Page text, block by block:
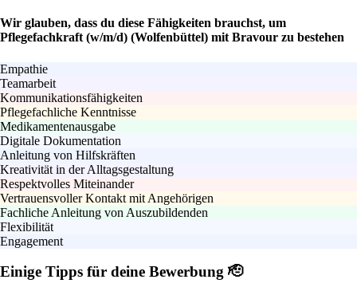
Wir glauben, dass du diese Fähigkeiten brauchst, um
Pflegefachkraft (w/m/d) (Wolfenbüttel) mit Bravour zu bestehen
Empathie
Teamarbeit
Kommunikationsfähigkeiten
Pflegefachliche Kenntnisse
Medikamentenausgabe
Digitale Dokumentation
Anleitung von Hilfskräften
Kreativität in der Alltagsgestaltung
Respektvolles Miteinander
Vertrauensvoller Kontakt mit Angehörigen
Fachliche Anleitung von Auszubildenden
Flexibilität
Engagement
Einige Tipps für deine Bewerbung 🫡